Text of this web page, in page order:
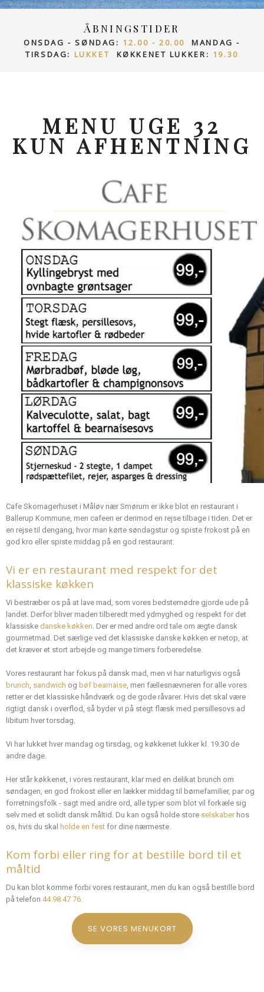
ÅBNINGSTIDER
ONSDAG - SØNDAG: 12.00 - 20.00MANDAG -
TIRSDAG: LUKKET KØKKENET LUKKER: 19.30
MENU UGE 32
KUN AFHENTNING
Cafe Skomagerhuset i Måløv nær Smørum er ikke blot en restaurant i
Ballerup Kommune, men cafeen er derimod en rejse tilbage i tiden. Det er
en rejse til dengang, hvor man kørte søndagstur og spiste frokost på en
god kro eller spiste middag på en god restaurant.
Vi er en restaurant med respekt for det
klassiske køkken
​Vi bestræber os på at lave mad, som vores bedstemødre gjorde ude på
landet. Derfor bliver maden tilberedt med ydmyghed og respekt for det
klassiske danske køkken. Der er med andre ord tale om ægte dansk
gourmetmad. Det særlige ved det klassiske danske køkken er netop, at
det kræver et stort arbejde og mange timers forberedelse.
Vores restaurant har fokus på dansk mad, men vi har naturligvis også
brunch, sandwich og bøf bearnaise, men fællesnævneren for alle vores
retter er det klassiske håndværk og de gode råvarer. Hvis det skal være
rigtigt dansk i overflod, så byder vi på stegt flæsk med persillesovs ad
libitum hver torsdag.
Vi har lukket hver mandag og tirsdag, og køkkenet lukker kl. 19.30 de
andre dage.​
Her står køkkenet, i vores restaurant, klar med en delikat brunch om
søndagen, en god frokost eller en lækker middag til børnefamilier, par og
forretningsfolk - sagt med andre ord, alle typer som blot vil forkæle sig
selv med et solidt dansk måltid. Du kan også holde store selskaberhos
os, hvis du skal holde en festfor dine nærmeste.
Kom forbi eller ring for at bestille bord til et
måltid
Du kan blot komme forbi vores restaurant, men du kan også bestille bord
på telefon 44 98 47 76.
SE VORES MENUKORT